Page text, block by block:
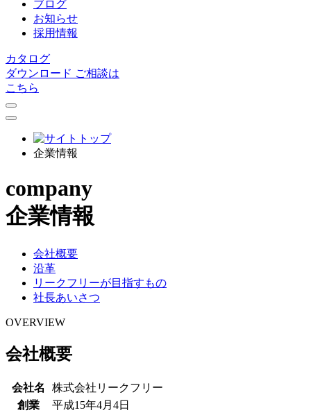
ブログ
お知らせ
採用情報
カタログ
ダウンロード ご相談は
こちら
企業情報
company
企業情報
会社概要
沿革
リークフリーが目指すもの
社長あいさつ
OVERVIEW
会社概要
会社名
株式会社リークフリー
創業
平成15年4月4日